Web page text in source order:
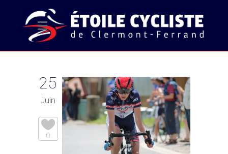
25
Juin
0